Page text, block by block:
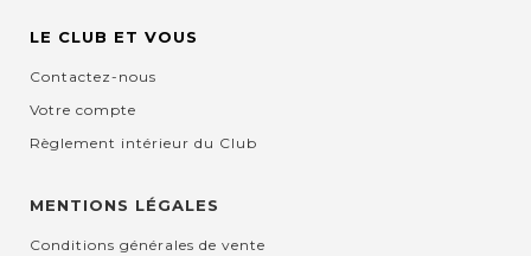
LE CLUB ET VOUS
Contactez-nous
Votre compte
Règlement intérieur du Club
MENTIONS LÉGALES
Conditions générales de vente